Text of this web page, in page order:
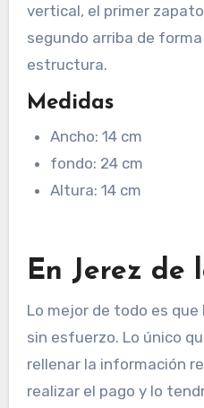
vertical, el primer
segundo arriba de
estructura.
Medidas
Ancho: 14 cm
fondo: 24 cm
Altura: 14 cm
En Jerez de
Lo mejor de todo es
sin esfuerzo. Lo único
rellenar la información
realizar el pago y lo